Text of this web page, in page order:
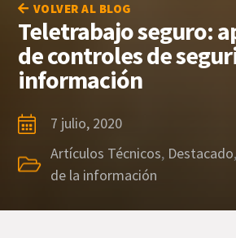
VOLVER AL BLOG
Teletrabajo seguro:
de controles de
información
7 julio, 2020
Artículos Técnicos, Destacado
de la información